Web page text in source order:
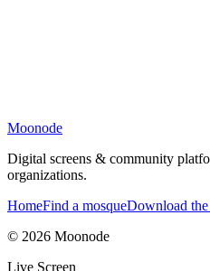
Moonode
Digital screens & community
organizations.
HomeFind a mosqueDownload the
© 2026 Moonode
Live Screen